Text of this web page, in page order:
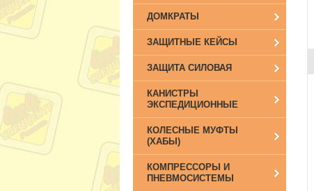
ДОМКРАТЫ
ЗАЩИТНЫЕ КЕЙСЫ
ЗАЩИТА СИЛОВАЯ
КАНИСТРЫ
ЭКСПЕДИЦИОННЫЕ
КОЛЕСНЫЕ МУФТЫ
(ХАБЫ)
КОМПРЕССОРЫ И
ПНЕВМОСИСТЕМЫ